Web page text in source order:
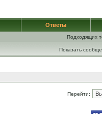
Ответы
Подходящих
Показать
Перейти: